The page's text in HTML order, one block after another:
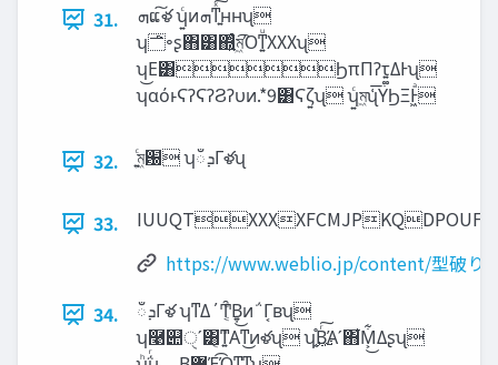
31.
‫ܗ‬ແ͠ళ ʮ͍ͨͷ‫͍ͳͯ͠ܗ‬ʜʜʯ
ʮ࢐৽ʂ΋͸΍͍ͨম͖͡Όͳ͍ͧXXXʯ
ʮ͜Ε͸ϦπΠʔτ͍͚ΔͰʯ
ʮαόͱϚʔϚʔϨʔυͷ.*9͸Ϛζ͍ʯ ʮ͍ͨম͖ʯ͑͞ΫϦΞͰ͖ͣ
32. ͍ͨম͖԰ ʮ‫ܕ‬ഁΓళʯ
33.
https://www.weblio.jp/content/型破り
34.
‫ܕ‬ഁΓళ ʮͳΔ΄Ͳ݄͔̑ͩΒ͍͜ͷ΅Γ͔ʙʯ
ʮ࿩୊ੑʹ͸͔ܽͳ͍Αͳ͜ͷళʯ ʮ࢛͍͔֯Βͬ͠Άʹ΋͋Μ͕͋͜Δʂʯ